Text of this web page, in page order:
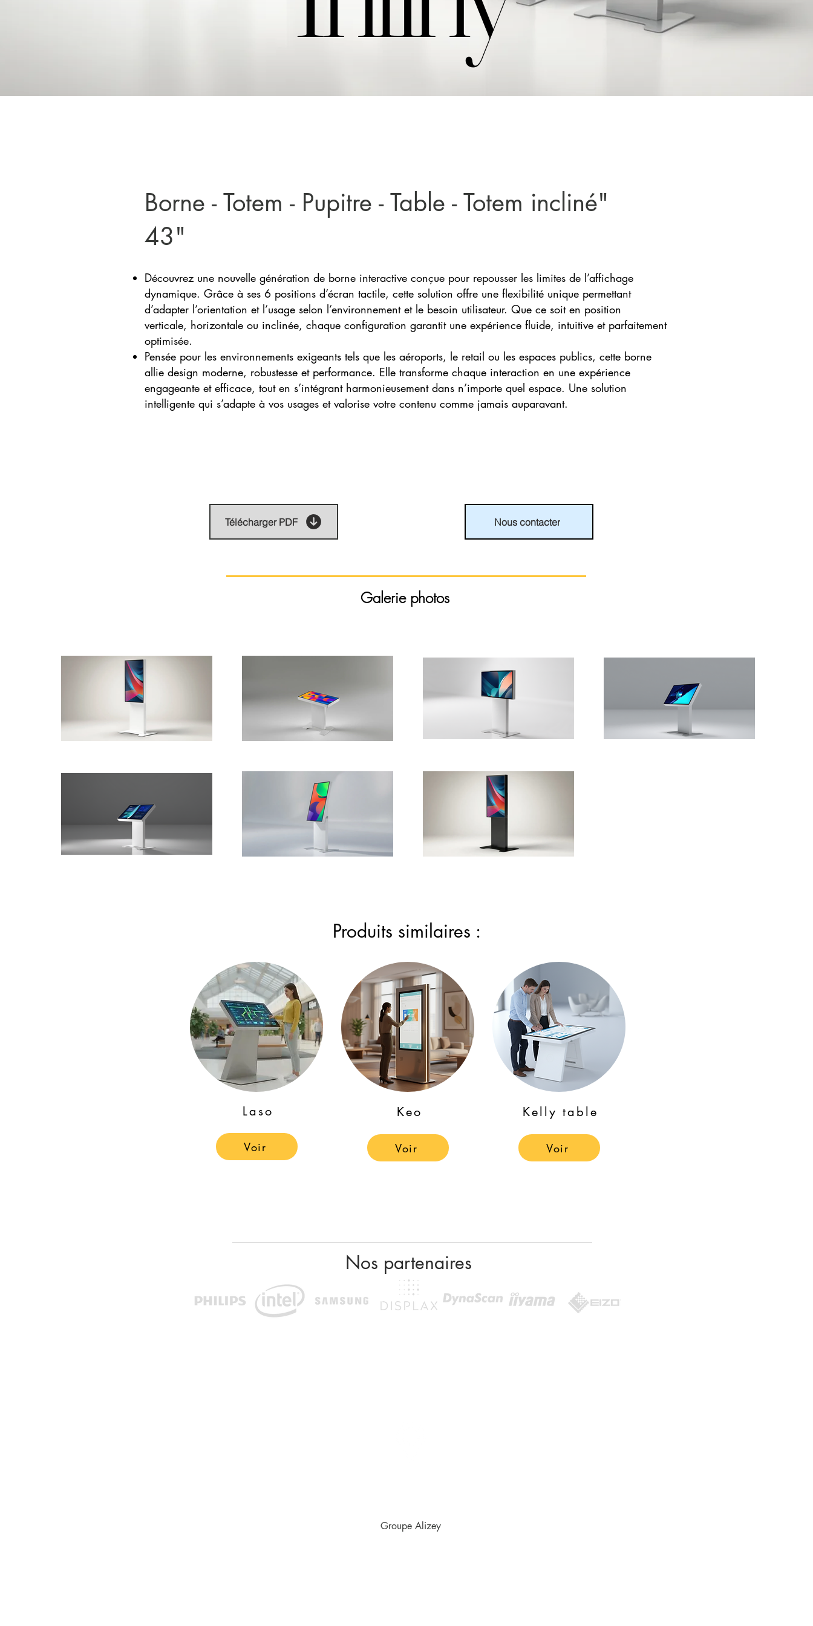
Borne - Totem - Pupitre - Table - Totem incliné"
​43"
Découvrez une nouvelle génération de borne interactive conçue pour repousser les limites de l’affichage
dynamique. Grâce à ses 6 positions d’écran tactile, cette solution offre une flexibilité unique permettant
d’adapter l’orientation et l’usage selon l’environnement et le besoin utilisateur. Que ce soit en position
verticale, horizontale ou inclinée, chaque configuration garantit une expérience fluide, intuitive et parfaitement
optimisée.
Pensée pour les environnements exigeants tels que les aéroports, le retail ou les espaces publics, cette borne
allie design moderne, robustesse et performance. Elle transforme chaque interaction en une expérience
engageante et efficace, tout en s’intégrant harmonieusement dans n’importe quel espace. Une solution
intelligente qui s’adapte à vos usages et valorise votre contenu comme jamais auparavant.
Télécharger PDF Nous contacter
Galerie photos
Produits similaires :
Laso
Voir
Keo
Voir
Kelly table
Voir
Nos partenaires
Groupe Alizey